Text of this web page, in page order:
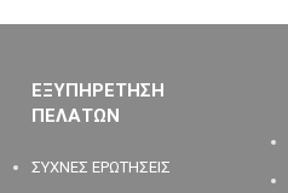
ΕΞΥΠΗΡΕΤΗΣΗ
ΠΕΛΑΤΩΝ
ΣΥΧΝΕΣ ΕΡΩΤΗΣΕΙΣ